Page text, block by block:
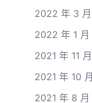
2022 年 3 月
2022 年 1 月
2021 年 11 月
2021 年 10 月
2021 年 8 月